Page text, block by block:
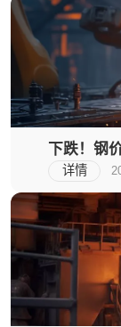
下跌！钢
详情